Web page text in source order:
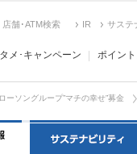
店舗･ATM検索 IR サステ
メ･キャンペーン ポイン
ローソングループ”マチの幸せ”募金
決算情報・月次情報・